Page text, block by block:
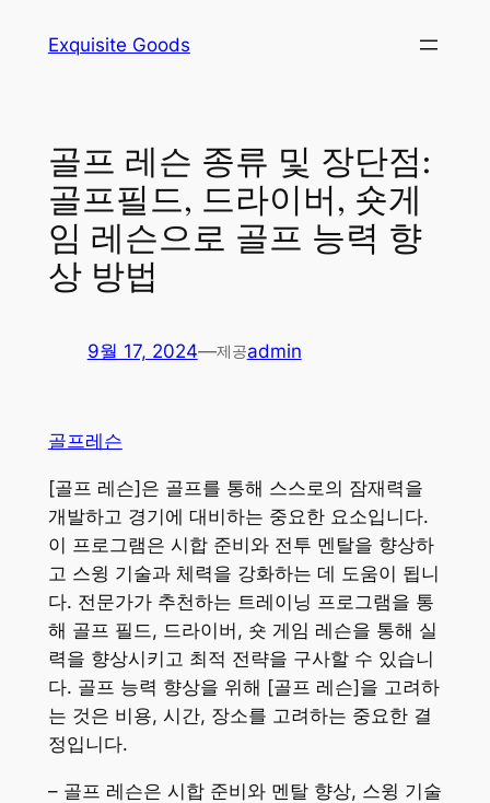
Exquisite Goods
골프 레슨 종류 및 장단점:
골프필드, 드라이버, 숏게
임 레슨으로 골프 능력 향
상 방법
9월 17, 2024—제공admin
골프레슨
[골프 레슨]은 골프를 통해 스스로의 잠재력을
개발하고 경기에 대비하는 중요한 요소입니다.
이 프로그램은 시합 준비와 전투 멘탈을 향상하
고 스윙 기술과 체력을 강화하는 데 도움이 됩니
다. 전문가가 추천하는 트레이닝 프로그램을 통
해 골프 필드, 드라이버, 숏 게임 레슨을 통해 실
력을 향상시키고 최적 전략을 구사할 수 있습니
다. 골프 능력 향상을 위해 [골프 레슨]을 고려하
는 것은 비용, 시간, 장소를 고려하는 중요한 결
정입니다.
– 골프 레슨은 시합 준비와 멘탈 향상, 스윙 기술